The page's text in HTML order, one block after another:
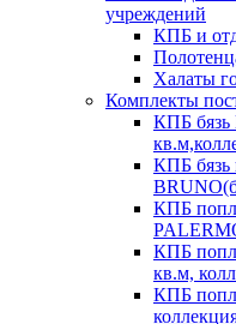
учреждений
КПБ и
Халаты
Комплекты
КПБ бязь
КПБ бязь
КПБ
КПБ
кв.м,
КПБ